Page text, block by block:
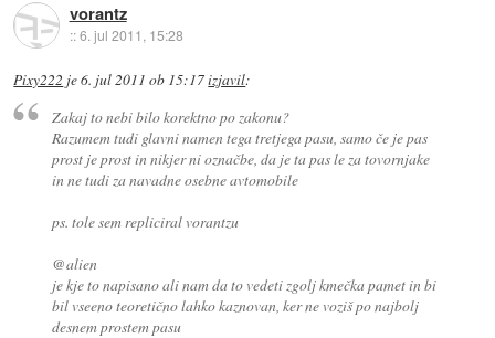
vorantz
::6. jul 2011, 15:28
Pixy222 je6. jul 2011 ob 15:17izjavil:
Zakaj to nebi bilo korektno po zakonu?
Razumem tudi glavni namen tega tretjega pasu, samo če je pas
prost je prost in nikjer ni označbe, da je ta pas le za tovornjake
in ne tudi za navadne osebne avtomobile
ps. tole sem repliciral vorantzu
@alien
je kje to napisano ali nam da to vedeti zgolj kmečka pamet in bi
bil vseeno teoretično lahko kaznovan, ker ne voziš po najbolj
desnem prostem pasu